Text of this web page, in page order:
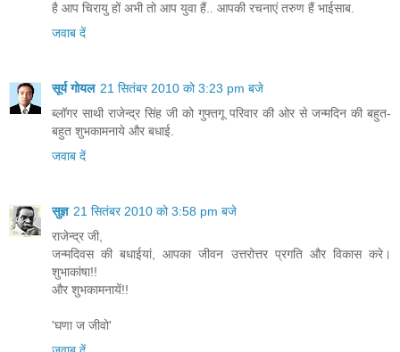
है आप चिरायु हों अभी तो आप युवा हैं.. आपकी रचनाएं तरुण हैं भाईसाब.
जवाब दें
सूर्य गोयल 21 सितंबर 2010 को 3:23 pm बजे
ब्लॉगर साथी राजेन्द्र सिंह जी को गुफ्तगू परिवार की ओर से जन्मदिन की बहुत-
बहुत शुभकामनाये और बधाई.
जवाब दें
सुज्ञ 21 सितंबर 2010 को 3:58 pm बजे
राजेन्द्र जी,
जन्मदिवस की बधाईयां, आपका जीवन उत्तरोत्तर प्रगति और विकास करे।
शुभाकांषा!!
और शुभकामनायें!!
'घणा ज जीवो'